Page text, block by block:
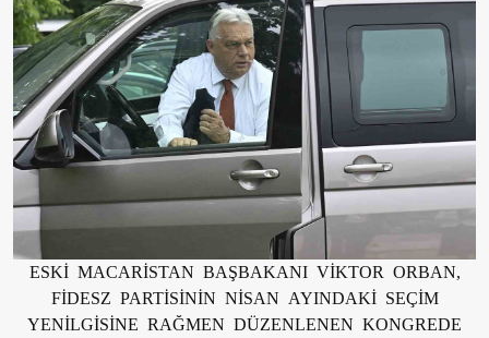
ESKİ MACARİSTAN BAŞBAKANI VİKTOR ORBAN,
FİDESZ PARTİSİNİN NİSAN AYINDAKİ SEÇİM
YENİLGİSİNE RAĞMEN DÜZENLENEN KONGREDE